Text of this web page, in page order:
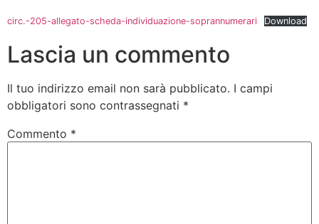
circ.-205-allegato-scheda-individuazione-soprannumerari Download
Lascia un commento
Il tuo indirizzo email non sarà pubblicato. I campi
obbligatori sono contrassegnati *
Commento *